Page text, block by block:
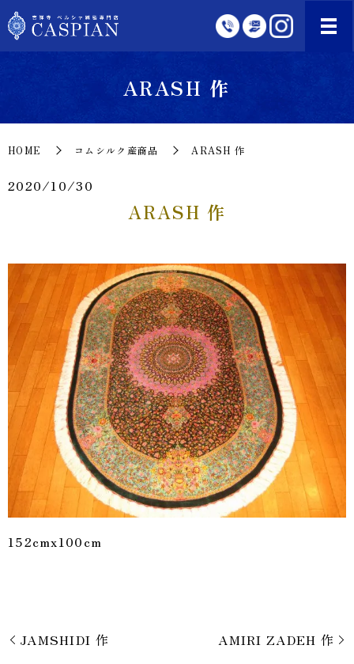
ARASH 作
HOME コムシルク産商品 ARASH 作
2020/10/30
ARASH 作
152cmx100cm
JAMSHIDI 作 AMIRI ZADEH 作